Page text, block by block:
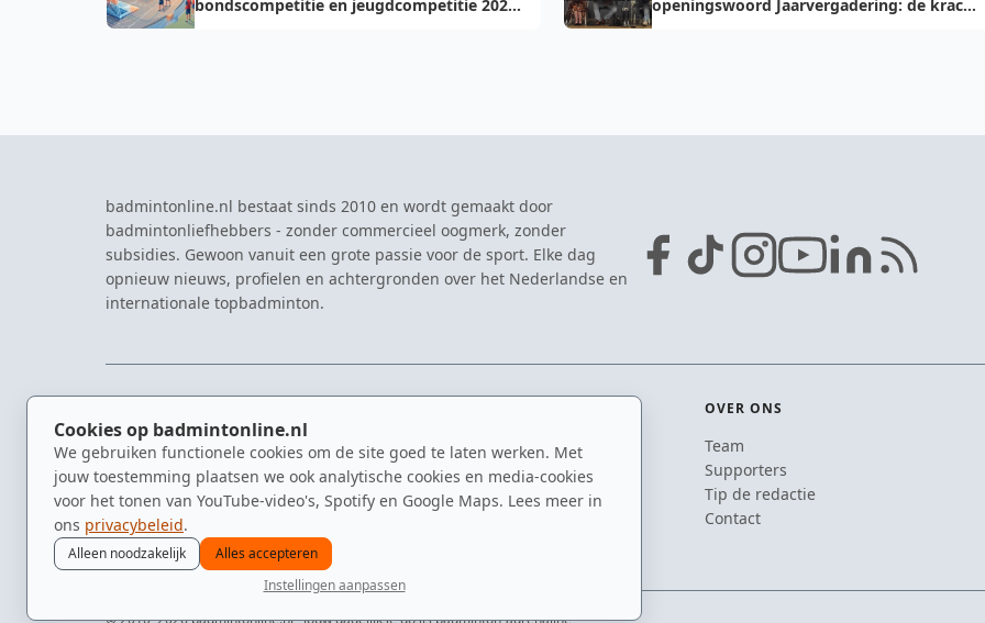
Cookies op badmintonline.nl
We gebruiken functionele cookies om de site goed te laten werken. Met
jouw toestemming plaatsen we ook analytische cookies en media-cookies
voor het tonen van YouTube-video's, Spotify en Google Maps. Lees meer in
ons privacybeleid.
Alleen noodzakelijk
Alles accepteren
Instellingen aanpassen
bondscompetitie en jeugdcompetitie 2026-
openingswoord Jaarvergadering: de kracht
badmintonline.nl bestaat sinds 2010 en wordt gemaakt door
badmintonliefhebbers - zonder commercieel oogmerk, zonder
subsidies. Gewoon vanuit een grote passie voor de sport. Elke dag
opnieuw nieuws, profielen en achtergronden over het Nederlandse en
internationale topbadminton.
Nieuws
Kennisbank
Spelers
Clubs
Video's
Eredivisie
NK Badminton
Dutch Open
Zomerbadminton
OVER ONS
Team
Supporters
Tip de redactie
Contact
© 2010–2026 badmintonline.nl · jouw dagelijkse dosis badminton-adrenaline